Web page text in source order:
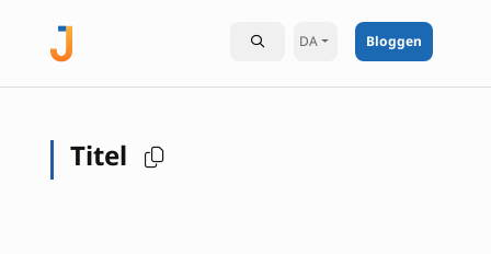
DA Bloggen
Titel